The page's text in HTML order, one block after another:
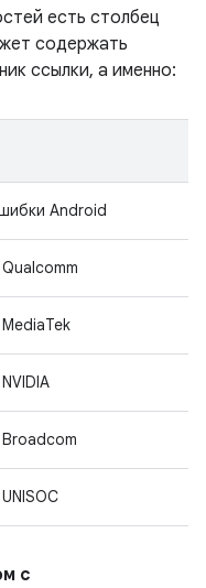
есть столбец
содержать
ссылки, а именно:
Android
с